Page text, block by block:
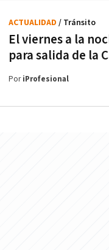
El viernes a la
para salida de la
ACTUALIDAD / Tránsito
PoriProfesional